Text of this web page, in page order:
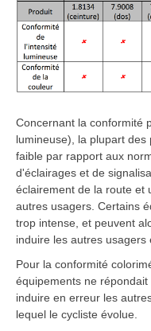
Concernant la conformité
lumineuse), la plupart
faible par rapport aux
d'éclairages et de
éclairement de la route et
autres usagers. Certains
trop intense, et peuvent
induire les autres usagers
Pour la conformité
équipements ne
induire en erreur les
lequel le cycliste évolue.